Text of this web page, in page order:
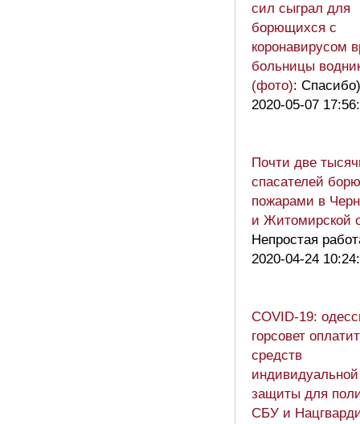
сил сыграл для
борющихся с
коронавирусом
больницы
(фото):
2020-05-07
Почти две
спасателей
пожарами в
и Житомирской
Непростая
2020-04-24
COVID-19:
горсовет
средств
индивидуальной
защиты для
СБУ и